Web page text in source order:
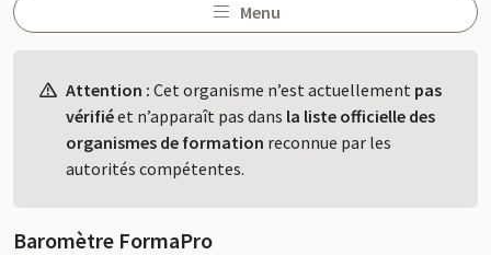
Menu
Attention : Cet organisme n’est actuellement pas
vérifiéet n’apparaît pas dans la liste officielle des
organismes de formation reconnue par les
autorités compétentes.
Baromètre FormaPro